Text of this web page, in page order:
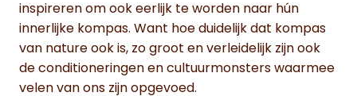
inspireren om ook eerlijk te worden naar hún
innerlijke kompas. Want hoe duidelijk dat kompas
van nature ook is, zo groot en verleidelijk zijn ook
de conditioneringen en cultuurmonsters waarmee
velen van ons zijn opgevoed.